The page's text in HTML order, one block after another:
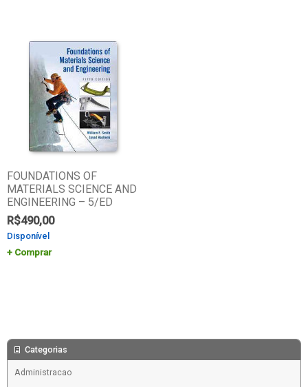
FOUNDATIONS OF
MATERIALS SCIENCE AND
ENGINEERING – 5/ED
R$490,00
Disponível
Comprar
Categorias
Administracao